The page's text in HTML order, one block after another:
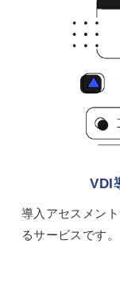
VDI
導入アセスメン
るサービスです。